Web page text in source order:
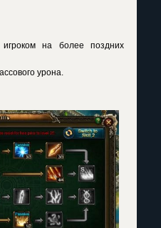
на более поздних
урона.